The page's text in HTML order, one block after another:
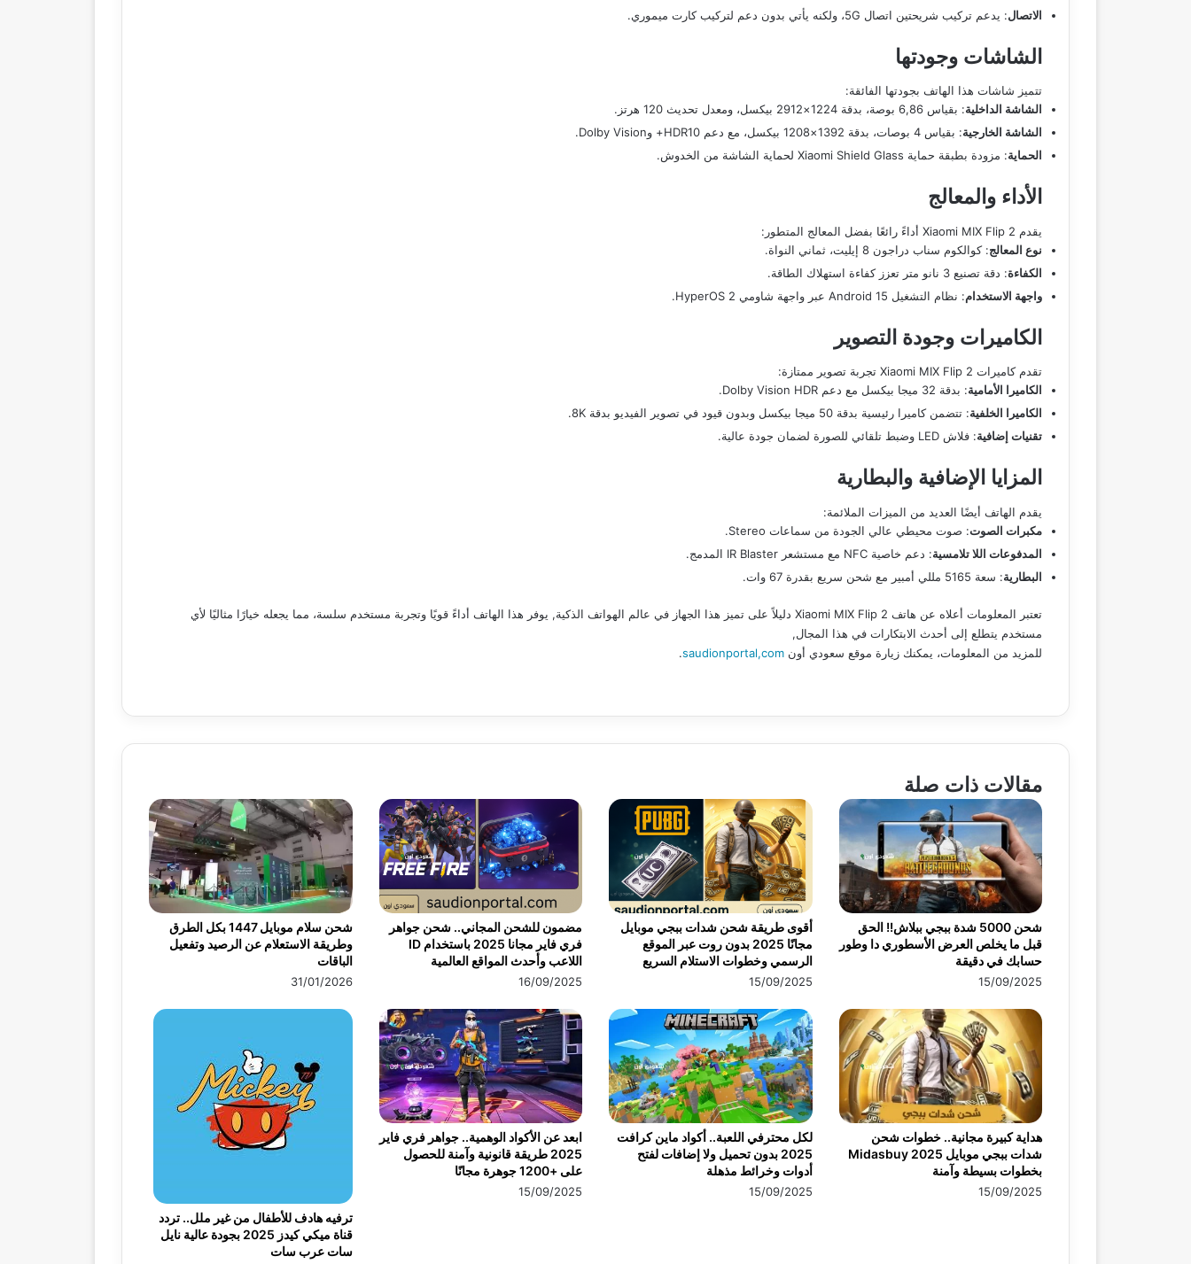
الاتصال: يدعم تركيب شريحتين اتصال 5G، ولكنه يأتي بدون دعم لتركيب كارت ميموري.
الشاشات وجودتها
تتميز شاشات هذا الهاتف بجودتها الفائقة:
الشاشة الداخلية: بقياس 6,86 بوصة، بدقة 1224×2912 بيكسل، ومعدل تحديث 120 هرتز.
الشاشة الخارجية: بقياس 4 بوصات، بدقة 1392×1208 بيكسل، مع دعم HDR10+ وDolby Vision.
الحماية: مزودة بطبقة حماية Xiaomi Shield Glass لحماية الشاشة من الخدوش.
الأداء والمعالج
يقدم Xiaomi MIX Flip 2 أداءً رائعًا بفضل المعالج المتطور:
نوع المعالج: كوالكوم سناب دراجون 8 إيليت، ثماني النواة.
الكفاءة: دقة تصنيع 3 نانو متر تعزز كفاءة استهلاك الطاقة.
واجهة الاستخدام: نظام التشغيل Android 15 عبر واجهة شاومي HyperOS 2.
الكاميرات وجودة التصوير
تقدم كاميرات Xiaomi MIX Flip 2 تجربة تصوير ممتازة:
الكاميرا الأمامية: بدقة 32 ميجا بيكسل مع دعم Dolby Vision HDR.
الكاميرا الخلفية: تتضمن كاميرا رئيسية بدقة 50 ميجا بيكسل وبدون قيود في تصوير الفيديو بدقة 8K.
تقنيات إضافية: فلاش LED وضبط تلقائي للصورة لضمان جودة عالية.
المزايا الإضافية والبطارية
يقدم الهاتف أيضًا العديد من الميزات الملائمة:
مكبرات الصوت: صوت محيطي عالي الجودة من سماعات Stereo.
المدفوعات اللا تلامسية: دعم خاصية NFC مع مستشعر IR Blaster المدمج.
البطارية: سعة 5165 مللي أمبير مع شحن سريع بقدرة 67 وات.
تعتبر المعلومات أعلاه عن هاتف Xiaomi MIX Flip 2 دليلاً على تميز هذا الجهاز في عالم الهواتف الذكية, يوفر هذا الهاتف أداءً قويًا وتجربة مستخدم سلسة، مما يجعله خيارًا مثاليًا لأي
مستخدم يتطلع إلى أحدث الابتكارات في هذا المجال,
للمزيد من المعلومات، يمكنك زيارة موقع سعودي أون saudionportal,com
.
مقالات ذات صلة
شحن سلام موبايل 1447 بكل الطرق
وطريقة الاستعلام عن الرصيد وتفعيل
الباقات
31/01/2026
مضمون للشحن المجاني.. شحن جواهر
فري فاير مجانا 2025 باستخدام ID
اللاعب وأحدث المواقع العالمية
16/09/2025
أقوى طريقة شحن شدات ببجي موبايل
مجانًا 2025 بدون روت عبر الموقع
الرسمي وخطوات الاستلام السريع
15/09/2025
شحن 5000 شدة ببجي ببلاش!! الحق
قبل ما يخلص العرض الأسطوري دا وطور
حسابك في دقيقة
15/09/2025
ترفيه هادف للأطفال من غير ملل.. تردد
قناة ميكي كيدز 2025 بجودة عالية نايل
سات عرب سات
ابعد عن الأكواد الوهمية.. جواهر فري فاير
2025 طريقة قانونية وآمنة للحصول
على +1200 جوهرة مجانًا
15/09/2025
لكل محترفي اللعبة.. أكواد ماين كرافت
2025 بدون تحميل ولا إضافات لفتح
أدوات وخرائط مذهلة
15/09/2025
هداية كبيرة مجانية.. خطوات شحن
شدات ببجي موبايل 2025 Midasbuy
بخطوات بسيطة وآمنة
15/09/2025